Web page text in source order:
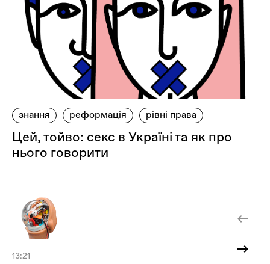
знання реформація рівні права
Цей, тойво: секс в Україні та як про
нього говорити
13:21